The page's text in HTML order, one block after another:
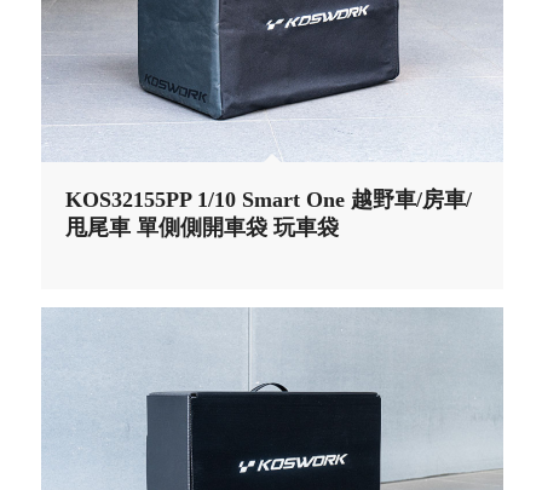
KOS32155PP 1/10 Smart One 越野車/房車/
甩尾車 單側側開車袋 玩車袋